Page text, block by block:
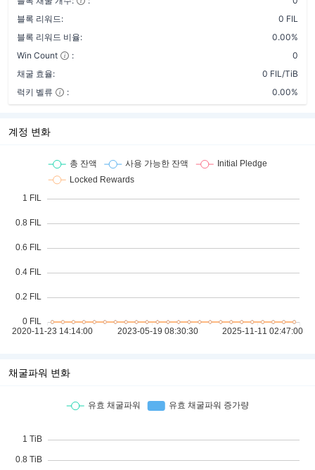
블록 리워드:
0 FIL
블록 리워드 비율:
0.00%
Win Count
:
0
채굴 효율:
0 FIL/TiB
럭키 벨류
: 0.00%
계정 변화
채굴파워 변화